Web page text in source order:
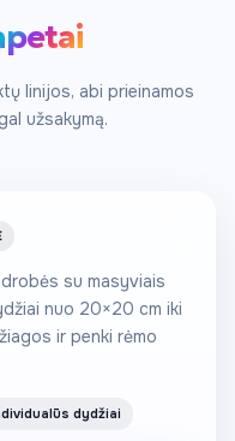
linijos, abi prieinamos
užsakymą.60 €
su masyviais
nuo 20×20 cm iki
ir penki rėmo
dydžiai